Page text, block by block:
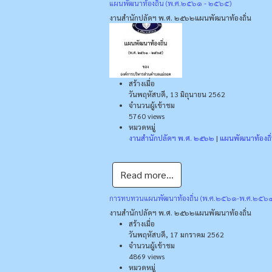
แผนพัฒนาท้องถิ่น (พ.ศ.๒๕๖๑ - ๒๕๖๕)
งานสำนักปลัดฯ พ.ศ. ๒๕๖๒แผนพัฒนาท้องถิ่น
สร้างเมื่อ
วันพฤหัสบดี, 13 มิถุนายน 2562
จำนวนผู้เข้าชม
5760 views
หมวดหมู่
งานสำนักปลัดฯ พ.ศ. ๒๕๖๒ | แผนพัฒนาท้อง
Read more...
การทบทวนแผนพัฒนาท้องถิ่น (พ.ศ.๒๕๖๑-พ.ศ.๒๕๖๔
งานสำนักปลัดฯ พ.ศ. ๒๕๖๒แผนพัฒนาท้องถิ่น
สร้างเมื่อ
วันพฤหัสบดี, 17 มกราคม 2562
จำนวนผู้เข้าชม
4869 views
หมวดหมู่